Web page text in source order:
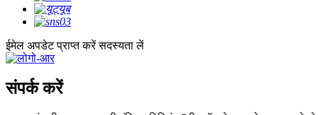
ईमेल अपडेट प्राप्त करें सदस्यता लें
संपर्क करें